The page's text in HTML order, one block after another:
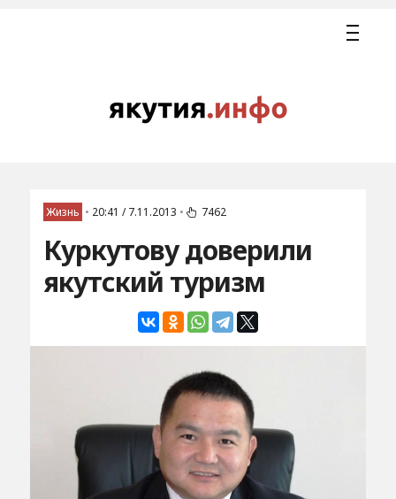
Жизнь • 20:41 / 7.11.2013 • 7462
Куркутову доверили
якутский туризм